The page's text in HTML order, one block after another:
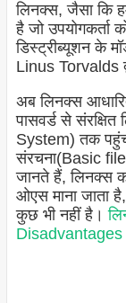
लिनक्स, जैसा कि
है जो उपयोगकर्ता
डिस्ट्रीब्यूशन के
Linus Torvalds
अब लिनक्स
पासवर्ड से
System) तक
संरचना(Basic
जानते हैं, लिनक्स
ओएस माना जाता
कुछ भी नहीं है।